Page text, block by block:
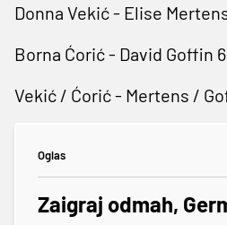
Donna Vekić - Elise
Borna Ćorić - David Goffin
Vekić / Ćorić - Mertens /
Oglas
Zaigraj odmah,